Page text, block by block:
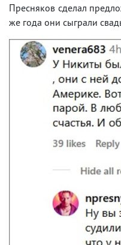
Пресняков сделал
же года они сыграли